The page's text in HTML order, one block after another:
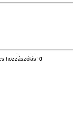
hozzászólás: 0